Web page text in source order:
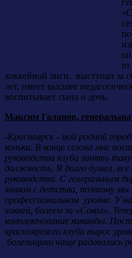
хоккейной лиги, выступал за
лет, имеет высшее
воспитывает сына и дочь.
Максим Галанов,
-Красноярск - мой родной
коньки. В конце сезона мне
руководства клуба занять
должность. Я долго думал, все
руководства. С генеральным
знаком с детства, поэтому мы
профессиональном уровне. У
хоккей, болеем за «Сокол».
комплектование команды.
красноярского клуба вырос
болельщики чаще радовались